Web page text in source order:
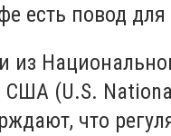
есть повод для
из
США (U.S.
что